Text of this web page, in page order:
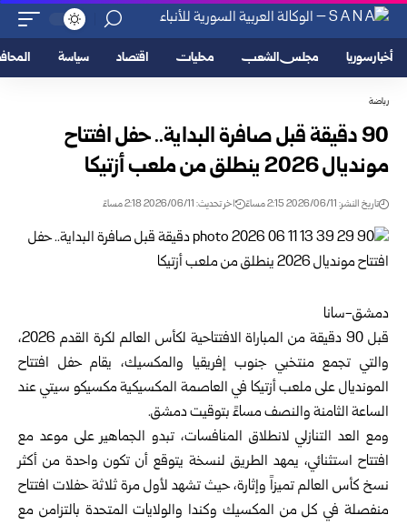
أخبار سوريا مجلس الشعب محليات اقتصاد سياسة
رياضة
90 دقيقة قبل صافرة البداية.. حفل افتتاح
مونديال 2026 ينطلق من ملعب أزتيكا
تاريخ النشر: 2026/06/11 2:15 مساءً اخر تحديث: 2026/06/11 2:18 مساءً
دمشق-سانا
قبل 90 دقيقة من المباراة الافتتاحية لكأس العالم لكرة القدم 2026،
والتي تجمع منتخبي جنوب إفريقيا والمكسيك، يقام حفل افتتاح
المونديال على ملعب أزتيكا في العاصمة المكسيكية مكسيكو سيتي عند
الساعة الثامنة والنصف مساءً بتوقيتدمشق.
ومع العد التنازلي لانطلاق المنافسات، تبدو الجماهير على موعد مع
افتتاح استثنائي، يمهد الطريق لنسخة يتوقع أن تكون واحدة من أكثر
نسخ كأس العالم تميزاً وإثارة، حيث تشهد لأول مرة ثلاثة حفلات افتتاح
منفصلة في كل من المكسيك وكندا والولايات المتحدة بالتزامن مع